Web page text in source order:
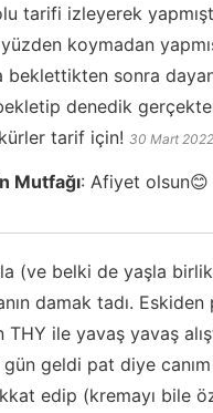
tarifi izleyerek
yüzden koymadan
beklettikten sonra
denedik
tarif için! 30 Mart 2022
Mutfağı: Afiyet olsun😊
(ve belki de yaşla
damak tadı.
THY ile yavaş yavaş
geldi pat diye
edip (kremayı bile